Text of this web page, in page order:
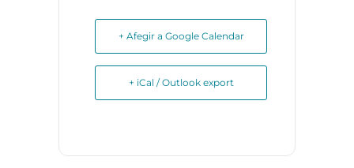
+ Afegir a Google Calendar
+ iCal / Outlook export